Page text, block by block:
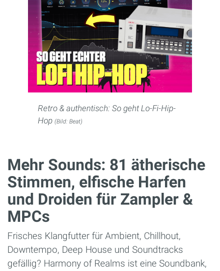
Retro & authentisch: So geht Lo-Fi-Hip-
Hop (Bild: Beat)
Mehr Sounds: 81 ätherische
Stimmen, elfische Harfen
und Droiden für Zampler &
MPCs
Frisches Klangfutter für Ambient, Chillhout,
Downtempo, Deep House und Soundtracks
gefällig? Harmony of Realms ist eine Soundbank,